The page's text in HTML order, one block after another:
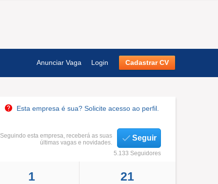
Anunciar Vaga Login Cadastrar CV
Esta empresa é sua? Solicite acesso ao perfil.
Seguindo esta empresa, receberá as suas
últimas vagas e novidades.
Seguir
5.133 Seguidores
1 21